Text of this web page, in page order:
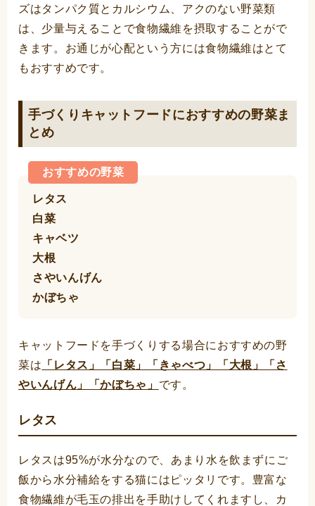
ズはタンパク質とカルシウム、アクのない野菜類
は、少量与えることで食物繊維を摂取することがで
きます。お通じが心配という方には食物繊維はとて
もおすすめです。
手づくりキャットフードにおすすめの野菜ま
とめ
おすすめの野菜
レタス
白菜
キャベツ
大根
さやいんげん
かぼちゃ
キャットフードを手づくりする場合におすすめの野
菜は 「レタス」「白菜」「きゃべつ」「大根」「さ
やいんげん」「かぼちゃ」 です。
レタス
レタスは95%が水分なので、あまり水を飲まずにご
飯から水分補給をする猫にはピッタリです。豊富な
食物繊維が毛玉の排出を手助けしてくれますし、カ